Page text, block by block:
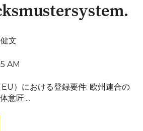
文
AM
）における登録要件: 欧州連合の
意匠:...